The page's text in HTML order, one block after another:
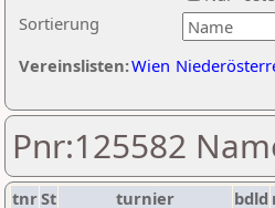
Sortierung
Vereinslisten:Wien
Pnr:125582
tnrSt turnier bdld